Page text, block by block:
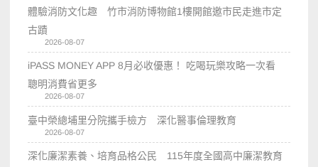
體驗消防文化趣 竹市消防博物館1樓開館邀市民走進市定
古蹟
2026-08-07
iPASS MONEY APP 8月必收優惠！ 吃喝玩樂攻略一次看
聰明消費省更多
2026-08-07
臺中榮總埔里分院攜手檢方 深化醫事倫理教育
2026-08-07
深化廉潔素養、培育品格公民 115年度全國高中廉潔教育